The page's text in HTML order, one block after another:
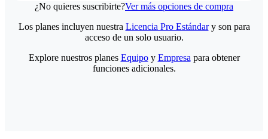
¿No quieres suscribirte?Ver más opciones de compra
Los planes incluyen nuestra Licencia Pro Estándary son para
acceso de un solo usuario.
Explore nuestros planes Equipoy Empresa para obtener
funciones adicionales.